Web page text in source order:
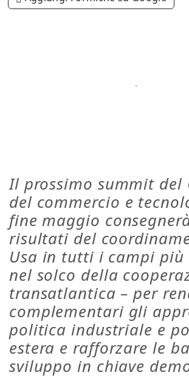
Il prossimo summit del
del commercio e
fine maggio
risultati del
Usa in tutti i campi più
nel solco della
transatlantica – per
complementari gli
politica industriale e
estera e rafforzare le
sviluppo in chiave